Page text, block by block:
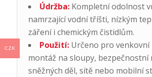
Údržba:Kompletní odolnost
namrzající vodní tříšti, nízkým
záření i chemickým čistidlům.
Použití:Určeno pro venkovní
montáž na sloupy, bezpečnostní
sněžných děl, sítě nebo mobilní
CZK